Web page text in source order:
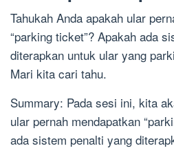
Tahukah Anda apakah ular
“parking ticket”? Apakah ada
diterapkan untuk ular yang
Mari kita cari tahu.
Summary: Pada sesi ini, kita
ular pernah mendapatkan
ada sistem penalti yang